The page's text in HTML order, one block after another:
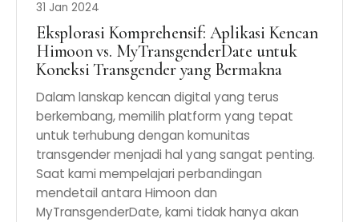
31 Jan 2024
Eksplorasi Komprehensif: Aplikasi Kencan
Himoon vs. MyTransgenderDate untuk
Koneksi Transgender yang Bermakna
Dalam lanskap kencan digital yang terus
berkembang, memilih platform yang tepat
untuk terhubung dengan komunitas
transgender menjadi hal yang sangat penting.
Saat kami mempelajari perbandingan
mendetail antara Himoon dan
MyTransgenderDate, kami tidak hanya akan